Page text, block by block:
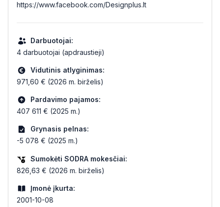
https://www.facebook.com/Designplus.lt
Darbuotojai:
4 darbuotojai (apdraustieji)
Vidutinis atlyginimas:
971,60 € (2026 m. birželis)
Pardavimo pajamos:
407 611 € (2025 m.)
Grynasis pelnas:
-5 078 € (2025 m.)
Sumokėti SODRA mokesčiai:
826,63 € (2026 m. birželis)
Įmonė įkurta:
2001-10-08